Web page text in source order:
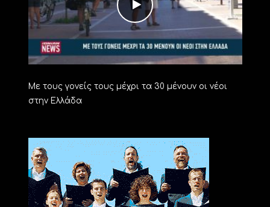
Με τους γονείς τους μέχρι τα 30 μένουν οι νέοι
στην Ελλάδα